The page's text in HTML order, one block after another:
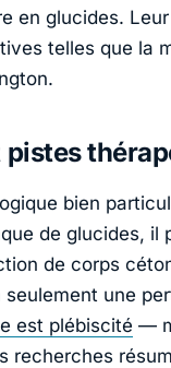
en glucides.
telles que la
bien
de glucides, il
de corps
une
est plébiscité —